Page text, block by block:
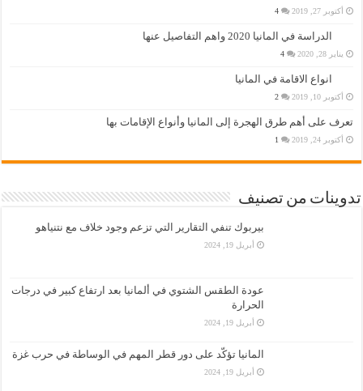
أكتوبر 27, 2019 4
الدراسة في المانيا 2020 واهم التفاصيل عنها
يناير 28, 2020 4
انواع الاقامة في المانيا
أكتوبر 10, 2019 2
تعرف على أهم طرق الهجرة إلى المانيا وأنواع الإقامات بها
أكتوبر 24, 2019 1
تدوينات من تصنيف
بيربوك تنفي التقارير التي تزعم وجود خلاف مع نتنياهو
أبريل 19, 2024
عودة الطقس الشتوي في ألمانيا بعد ارتفاع كبير في درجات
الحرارة
أبريل 19, 2024
المانيا تؤكّد على دور قطر المهم في الوساطة في حرب غزة
أبريل 19, 2024